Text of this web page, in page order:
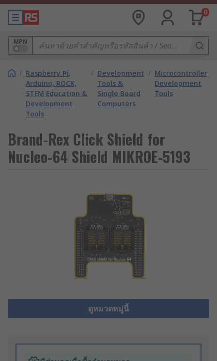
0
MPN
/ Raspberry Pi,
Arduino, ROCK,
STEM Education &
Development
Tools
/ Development
Tools &
Single Board
Computers
/ Microcontroller
Development
Tools
Brand-Rex Click Shield for
Nucleo-64 Shield MIKROE-5193
ดูหมวดหมู่นี้